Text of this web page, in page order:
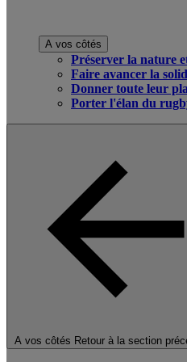
A vos côtés
Préserver la nature
Faire avancer la
Donner toute leur
Porter l'élan du
A vos côtés Retour à la section